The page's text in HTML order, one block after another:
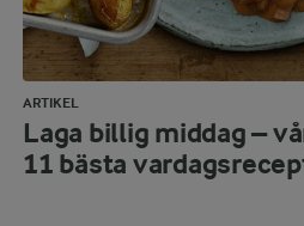
ARTIKEL
Laga billig middag –
11 bästa